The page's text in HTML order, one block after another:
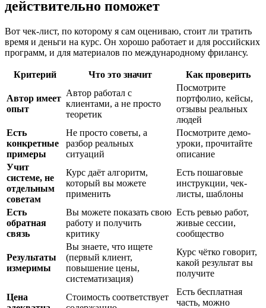
действительно поможет
Вот чек-лист, по которому я сам оцениваю, стоит ли тратить
время и деньги на курс. Он хорошо работает и для российских
программ, и для материалов по международному фрилансу.
Критерий Что это значит Как проверить
Автор имеет
опыт
Автор работал с
клиентами, а не просто
теоретик
Посмотрите
портфолио, кейсы,
отзывы реальных
людей
Есть
конкретные
примеры
Не просто советы, а
разбор реальных
ситуаций
Посмотрите демо-
уроки, прочитайте
описание
Учит
системе, не
отдельным
советам
Курс даёт алгоритм,
который вы можете
применить
Есть пошаговые
инструкции, чек-
листы, шаблоны
Есть
обратная
связь
Вы можете показать свою
работу и получить
критику
Есть ревью работ,
живые сессии,
сообщество
Результаты
измеримы
Вы знаете, что ищете
(первый клиент,
повышение цены,
систематизация)
Курс чётко говорит,
какой результат вы
получите
Цена
Стоимость соответствует
Есть бесплатная
часть, можно